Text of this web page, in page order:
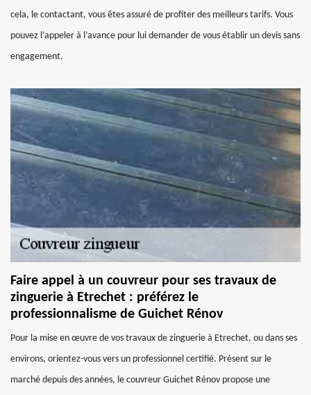
cela, le contactant, vous êtes assuré de profiter des meilleurs tarifs. Vous
pouvez l’appeler à l’avance pour lui demander de vous établir un devis sans
engagement.
Faire appel à un couvreur pour ses travaux de
zinguerie à Etrechet : préférez le
professionnalisme de Guichet Rénov
Pour la mise en œuvre de vos travaux de zinguerie à Etrechet, ou dans ses
environs, orientez-vous vers un professionnel certifié. Présent sur le
marché depuis des années, le couvreur Guichet Rénov propose une